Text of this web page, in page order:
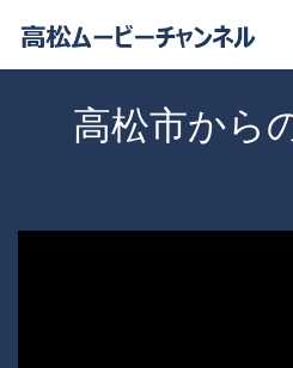
高松市から